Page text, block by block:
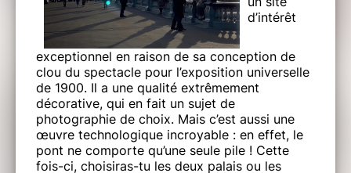
d’intérêt
exceptionnel en raison de sa conception de
clou du spectacle pour l’exposition universelle
de 1900. Il a une qualité extrêmement
décorative, qui en fait un sujet de
photographie de choix. Mais c’est aussi une
œuvre technologique incroyable : en effet, le
pont ne comporte qu’une seule pile ! Cette
fois-ci, choisiras-tu les deux palais ou les